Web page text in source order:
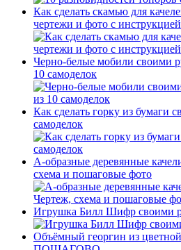
Как сделать скамью для
чертежи и фото с инструкцией
Черно-белые мобили своими
10 самоделок
Как сделать горку из бумаги
самоделок
А-образные деревянные
схема и пошаговые фото
Игрушка Билл Шифр своими
Объёмный георгин из